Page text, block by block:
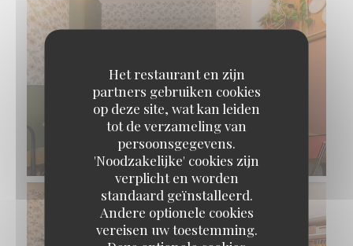
Het restaurant en zijn
partners gebruiken cookies
op deze site, wat kan leiden
tot de verzameling van
persoonsgegevens.
'Noodzakelijke' cookies zijn
verplicht en worden
standaard geïnstalleerd.
Andere optionele cookies
vereisen uw toestemming.